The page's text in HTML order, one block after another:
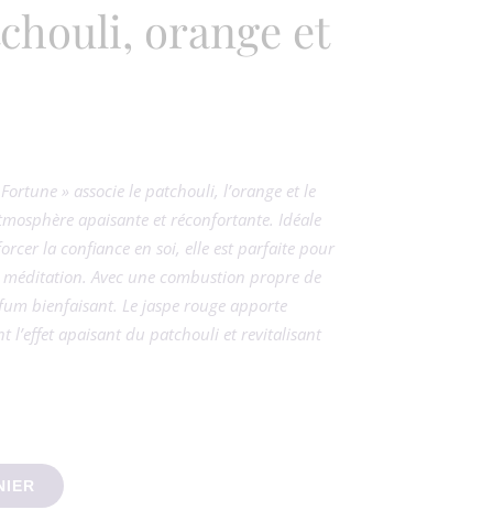
orange et
» associe le patchouli, l’orange et le
apaisante et réconfortante. Idéale
la confiance en soi, elle est parfaite pour
Avec une combustion propre de
bienfaisant. Le jaspe rouge apporte
l’effet apaisant du patchouli et revitalisant
Fortune patchouli, orange et jaspe rouge